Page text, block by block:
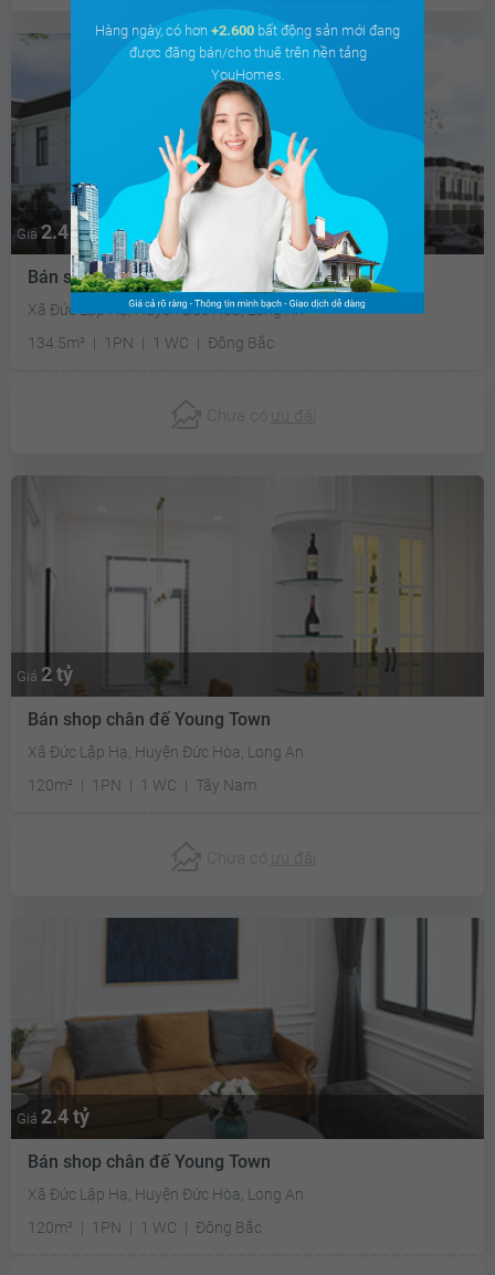
Giá 2.4 tỷ
Bán shop chân đế Young Town
Xã Đức Lập Hạ, Huyện Đức Hòa, Long An
134.5m²
1PN 1 WC Đông Bắc
Chưa có ưu đãi
Giá 2 tỷ
Bán shop chân đế Young Town
Xã Đức Lập Hạ, Huyện Đức Hòa, Long An
120m²
1PN 1 WC Tây Nam
Chưa có ưu đãi
Giá 2.4 tỷ
Bán shop chân đế Young Town
Xã Đức Lập Hạ, Huyện Đức Hòa, Long An
120m²
1PN 1 WC Đông Bắc
Hàng ngày, có hơn +2.600 bất động sản mới đang
được đăng bán/cho thuê trên nền tảng
YouHomes.